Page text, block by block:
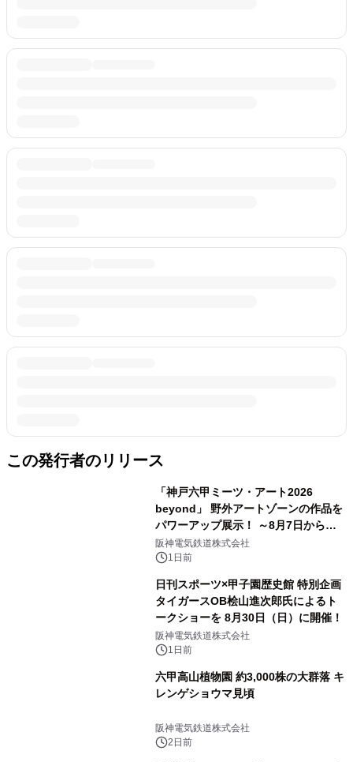
この発行者のリリース
「神戸六甲ミーツ・アート2026
beyond」 野外アートゾーンの作品を
パワーアップ展示！ ～8月7日からは
直前割パスポートを販売～
阪神電気鉄道株式会社
1日前
日刊スポーツ×甲子園歴史館 特別企画
タイガースOB桧山進次郎氏によるト
ークショーを 8月30日（日）に開催！
阪神電気鉄道株式会社
1日前
六甲高山植物園 約3,000株の大群落 キ
レンゲショウマ見頃
阪神電気鉄道株式会社
2日前